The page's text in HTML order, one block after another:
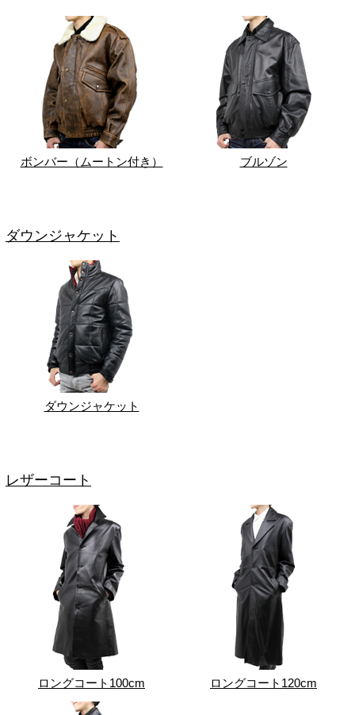
ボンバー（ムートン付き） ブルゾン
ダウンジャケット
ダウンジャケット
レザーコート
ロングコート100cm ロングコート120cm